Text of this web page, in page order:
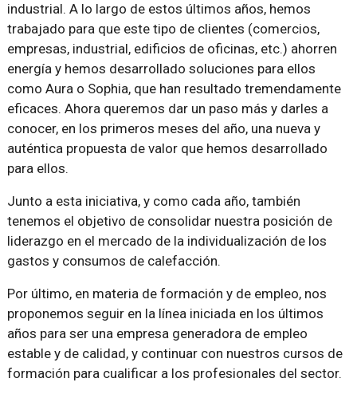
industrial. A lo largo de estos últimos años, hemos
trabajado para que este tipo de clientes (comercios,
empresas, industrial, edificios de oficinas, etc.) ahorren
energía y hemos desarrollado soluciones para ellos
como Aura o Sophia, que han resultado tremendamente
eficaces. Ahora queremos dar un paso más y darles a
conocer, en los primeros meses del año, una nueva y
auténtica propuesta de valor que hemos desarrollado
para ellos.
Junto a esta iniciativa, y como cada año, también
tenemos el objetivo de consolidar nuestra posición de
liderazgo en el mercado de la individualización de los
gastos y consumos de calefacción.
Por último, en materia de formación y de empleo, nos
proponemos seguir en la línea iniciada en los últimos
años para ser una empresa generadora de empleo
estable y de calidad, y continuar con nuestros cursos de
formación para cualificar a los profesionales del sector.